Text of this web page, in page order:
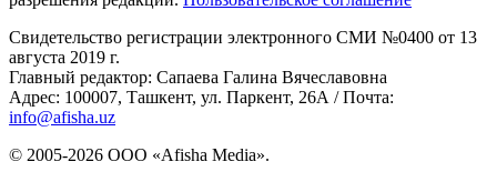
Свидетельство регистрации электронного СМИ №0400 от 13
августа 2019 г.
Главный редактор: Сапаева Галина Вячеславовна
Адрес: 100007, Ташкент, ул. Паркент, 26А / Почта:
info@afisha.uz
© 2005-2026 ООО «Afisha Media».